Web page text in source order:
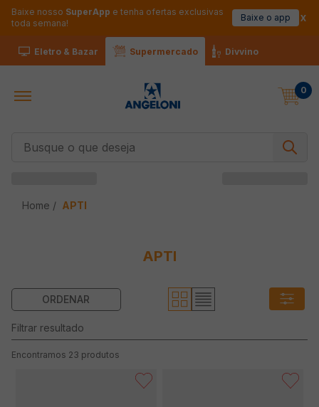
Baixe nosso SuperApp e tenha ofertas exclusivas
toda semana!
Baixe o app
Eletro & Bazar Supermercado Divvino
0
APTI
APTI
23 produtos